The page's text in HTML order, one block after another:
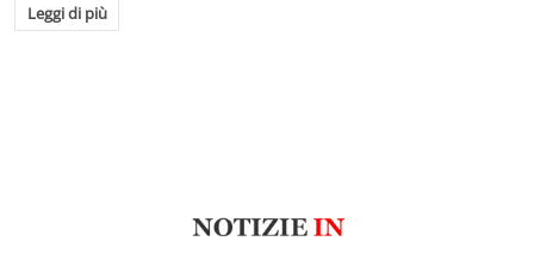
Leggi di più